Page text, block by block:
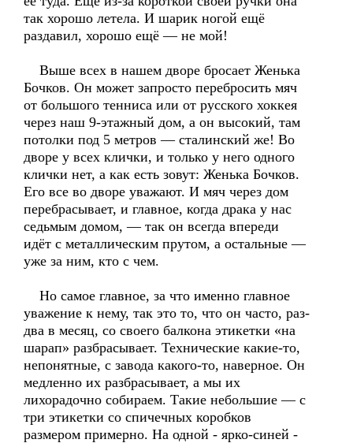
так хорошо летела. И шарик ногой ещё
раздавил, хорошо ещё — не мой!
Выше всех в нашем дворе бросает Женька
Бочков. Он может запросто перебросить мяч
от большого тенниса или от русского хоккея
через наш 9-этажный дом, а он высокий, там
потолки под 5 метров — сталинский же! Во
дворе у всех клички, и только у него одного
клички нет, а как есть зовут: Женька Бочков.
Его все во дворе уважают. И мяч через дом
перебрасывает, и главное, когда драка у нас
седьмым домом, — так он всегда впереди
идёт с металлическим прутом, а остальные —
уже за ним, кто с чем.
Но самое главное, за что именно главное
уважение к нему, так это то, что он часто, раз-
два в месяц, со своего балкона этикетки «на
шарап» разбрасывает. Технические какие-то,
непонятные, с завода какого-то, наверное. Он
медленно их разбрасывает, а мы их
лихорадочно собираем. Такие небольшие — с
три этикетки со спичечных коробков
размером примерно. На одной - ярко-синей -